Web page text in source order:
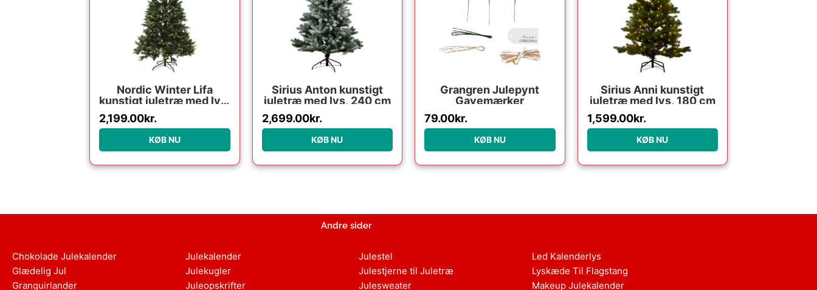
Nordic Winter Lifa
kunstigt juletræ med lys,
260 x 170 cm
2,199.00kr.
KØB NU
Sirius Anton kunstigt
juletræ med lys, 240 cm
2,699.00kr.
KØB NU
Grangren Julepynt
Gavemærker
79.00kr.
KØB NU
Sirius Anni kunstigt
juletræ med lys, 180 cm
1,599.00kr.
KØB NU
Andre sider
Chokolade Julekalender
Glædelig Jul
Granguirlander
Julekalender
Julekugler
Juleopskrifter
Julestel
Julestjerne til Juletræ
Julesweater
Led Kalenderlys
Lyskæde Til Flagstang
Makeup Julekalender